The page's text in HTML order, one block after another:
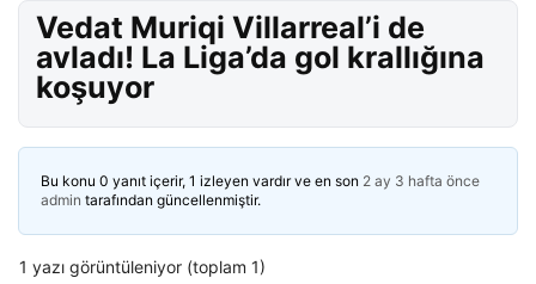
Vedat Muriqi Villarreal’i de
avladı! La Liga’da gol krallığına
koşuyor
Bu konu 0 yanıt içerir, 1 izleyen vardır ve en son 2 ay 3 hafta önce
admin tarafından güncellenmiştir.
1 yazı görüntüleniyor (toplam 1)